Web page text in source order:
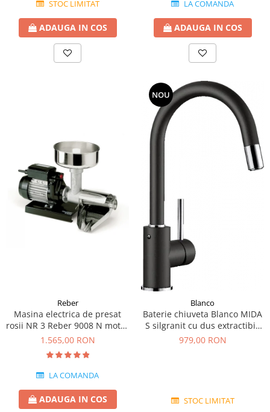
STOC LIMITAT
ADAUGA IN COS
LA COMANDA
ADAUGA IN COS
Reber
Masina electrica de presat
rosii NR 3 Reber 9008 N motor
prin inductie de 400W
1.565,00 RON
LA COMANDA
ADAUGA IN COS
NOU
Blanco
Baterie chiuveta Blanco MIDA
S silgranit cu dus extractibil,
diferite culori
979,00 RON
STOC LIMITAT